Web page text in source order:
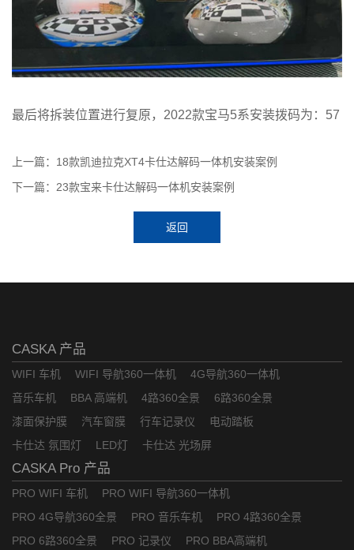
最后将拆装位置进行复原，2022款宝马5系安装拨码为：57
上一篇：18款凯迪拉克XT4卡仕达解码一体机安装案例
下一篇：23款宝来卡仕达解码一体机安装案例
返回
CASKA 产品
WIFI 车机 WIFI 导航360一体机
4G导航360一体机
音乐车机
BBA 高端机 4路360全景
6路360全景
漆面保护膜
汽车窗膜 行车记录仪
电动踏板
卡仕达 氛围灯
LED灯 卡仕达 光场屏
CASKA Pro 产品
PRO WIFI 车机
PRO WIFI 导航360一体机
PRO 4G导航360全景
PRO 音乐车机
PRO 4路360全景
PRO 6路360全景
PRO 记录仪 PRO BBA高端机